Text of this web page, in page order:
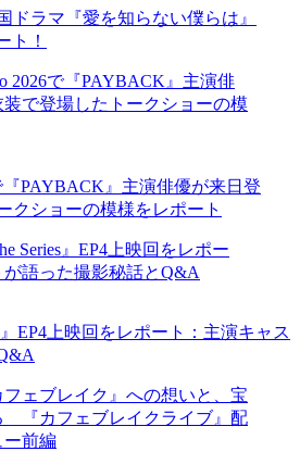
ドラマ『愛を知らない僕らは』
ト！
『PAYBACK』主演俳優が来日登
クショーの模様をレポート
』EP4上映回をレポート：主演キャス